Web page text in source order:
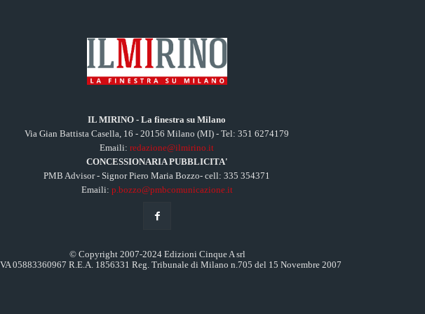
IL MIRINO - La finestra su Milano
Via Gian Battista Casella, 16 - 20156 Milano (MI) - Tel: 351 6274179
Emaili:redazione@ilmirino.it
CONCESSIONARIA PUBBLICITA'
PMB Advisor - Signor Piero Maria Bozzo- cell: 335 354371
Emaili: p.bozzo@pmbcomunicazione.it
© Copyright 2007-2024 Edizioni Cinque A srl
05883360967 R.E.A. 1856331 Reg. Tribunale di Milano n.705 del 15 Novembre 2007